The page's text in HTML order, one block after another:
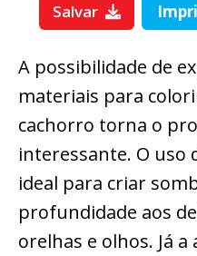
Salvar
A possibilidade de
materiais para
cachorro torna o
interessante. O uso
ideal para criar
profundidade aos
orelhas e olhos. Já